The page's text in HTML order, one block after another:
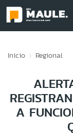
Inicio Regional
A